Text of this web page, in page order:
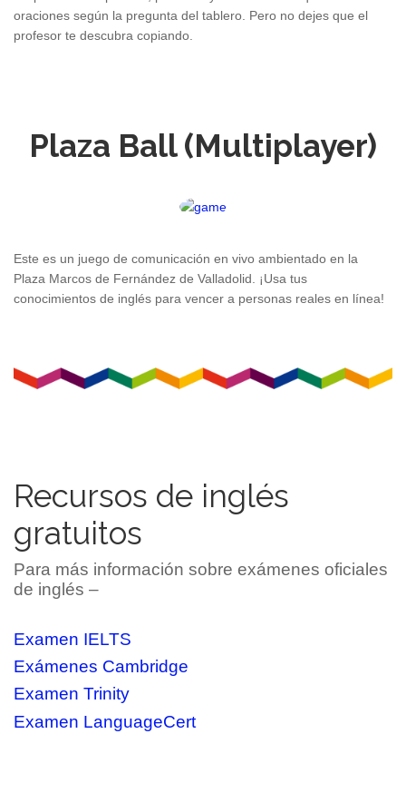
oraciones según la pregunta del tablero. Pero no dejes que el
profesor te descubra copiando.
Plaza Ball (Multiplayer)
Este es un juego de comunicación en vivo ambientado en la
Plaza Marcos de Fernández de Valladolid . ¡Usa tus
conocimientos de inglés para vencer a personas reales en línea!
Recursos de inglés
gratuitos
Para más información sobre exámenes oficiales
de inglés –
Examen IELTS
Exámenes Cambridge
Examen Trinity
Examen LanguageCert